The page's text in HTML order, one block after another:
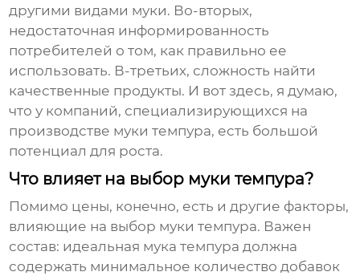
другими видами муки. Во-вторых,
недостаточная информированность
потребителей о том, как правильно ее
использовать. В-третьих, сложность найти
качественные продукты. И вот здесь, я думаю,
что у компаний, специализирующихся на
производстве муки темпура, есть большой
потенциал для роста.
Что влияет на выбор муки темпура?
Помимо цены, конечно, есть и другие факторы,
влияющие на выбор муки темпура. Важен
состав: идеальная мука темпура должна
содержать минимальное количество добавок